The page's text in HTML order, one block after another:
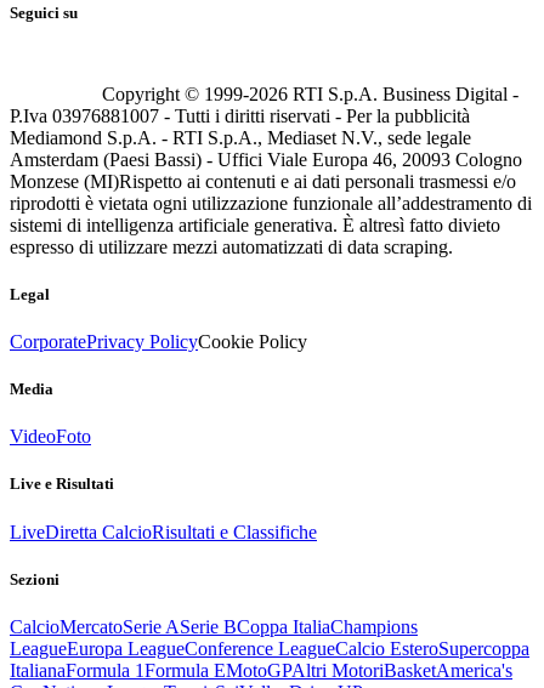
Seguici su
Copyright © 1999-2026 RTI S.p.A. Business Digital -
P.Iva 03976881007 - Tutti i diritti riservati - Per la pubblicità
Mediamond S.p.A. - RTI S.p.A., Mediaset N.V., sede legale
Amsterdam (Paesi Bassi) - Uffici Viale Europa 46, 20093 Cologno
Monzese (MI)Rispetto ai contenuti e ai dati personali trasmessi e/o
riprodotti è vietata ogni utilizzazione funzionale all’addestramento di
sistemi di intelligenza artificiale generativa. È altresì fatto divieto
espresso di utilizzare mezzi automatizzati di data scraping.
Legal
CorporatePrivacy PolicyCookie Policy
Media
VideoFoto
Live e Risultati
LiveDiretta CalcioRisultati e Classifiche
Sezioni
CalcioMercatoSerie ASerie BCoppa ItaliaChampions
LeagueEuropa LeagueConference LeagueCalcio EsteroSupercoppa
ItalianaFormula 1Formula EMotoGPAltri MotoriBasketAmerica's